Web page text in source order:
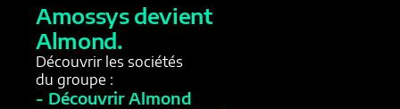
Amossys devient
Almond.
Découvrir les sociétés
du groupe :
- Découvrir Almond